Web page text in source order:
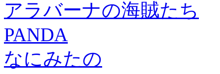
アラバーナの海賊たち
PANDA
なにみたの